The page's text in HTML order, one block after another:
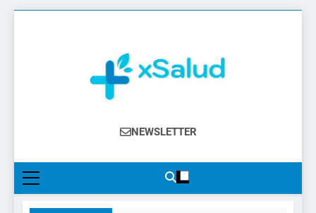
XSalud
Noticias Del Sector Salud. Congresos Y
Farmacéutica, Atención Primaria,
Especialistas, Farmacia, Etc…
NEWSLETTER